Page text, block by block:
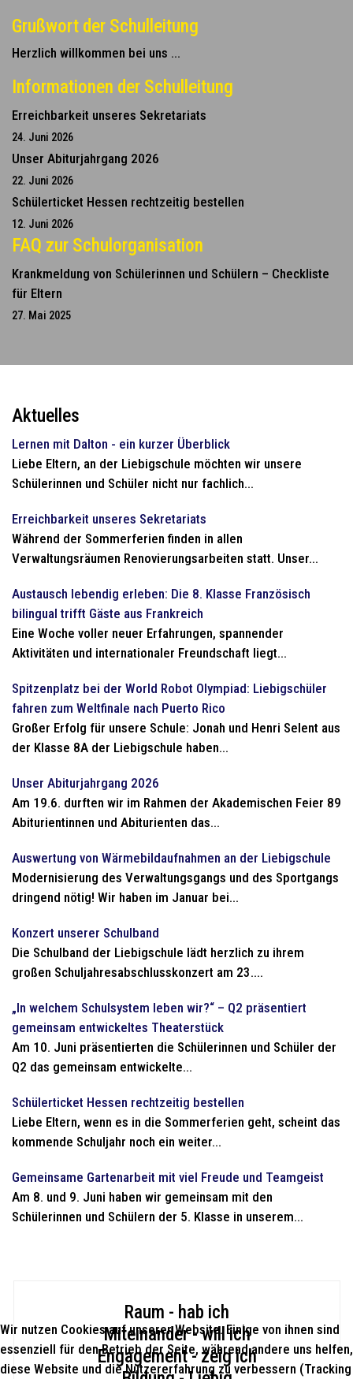
Grußwort der Schulleitung
Herzlich willkommen bei uns ...
Informationen der Schulleitung
Erreichbarkeit unseres Sekretariats
24. Juni 2026
Unser Abiturjahrgang 2026
22. Juni 2026
Schülerticket Hessen rechtzeitig bestellen
12. Juni 2026
FAQ zur Schulorganisation
Krankmeldung von Schülerinnen und Schülern – Checkliste
für Eltern
27. Mai 2025
Aktuelles
Lernen mit Dalton - ein kurzer Überblick
Liebe Eltern, an der Liebigschule möchten wir unsere
Schülerinnen und Schüler nicht nur fachlich...
Erreichbarkeit unseres Sekretariats
Während der Sommerferien finden in allen
Verwaltungsräumen Renovierungsarbeiten statt. Unser...
Austausch lebendig erleben: Die 8. Klasse Französisch
bilingual trifft Gäste aus Frankreich
Eine Woche voller neuer Erfahrungen, spannender
Aktivitäten und internationaler Freundschaft liegt...
Spitzenplatz bei der World Robot Olympiad: Liebigschüler
fahren zum Weltfinale nach Puerto Rico
Großer Erfolg für unsere Schule: Jonah und Henri Selent aus
der Klasse 8A der Liebigschule haben...
Unser Abiturjahrgang 2026
Am 19.6. durften wir im Rahmen der Akademischen Feier 89
Abiturientinnen und Abiturienten das...
Auswertung von Wärmebildaufnahmen an der Liebigschule
Modernisierung des Verwaltungsgangs und des Sportgangs
dringend nötig! Wir haben im Januar bei...
Konzert unserer Schulband
Die Schulband der Liebigschule lädt herzlich zu ihrem
großen Schuljahresabschlusskonzert am 23....
„In welchem Schulsystem leben wir?“ – Q2 präsentiert
gemeinsam entwickeltes Theaterstück
Am 10. Juni präsentierten die Schülerinnen und Schüler der
Q2 das gemeinsam entwickelte...
Schülerticket Hessen rechtzeitig bestellen
Liebe Eltern, wenn es in die Sommerferien geht, scheint das
kommende Schuljahr noch ein weiter...
Gemeinsame Gartenarbeit mit viel Freude und Teamgeist
Am 8. und 9. Juni haben wir gemeinsam mit den
Schülerinnen und Schülern der 5. Klasse in unserem...
Raum - hab ich
Miteinander - will ich
Engagement - zeig ich
Wir nutzen Cookies auf unserer Website. Einige von ihnen sind
essenziell für den Betrieb der Seite, während andere uns helfen,
diese Website und die Nutzererfahrung zu verbessern (Tracking